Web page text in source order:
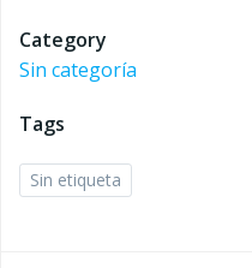
Category
Sin categoría
Tags
Sin etiqueta